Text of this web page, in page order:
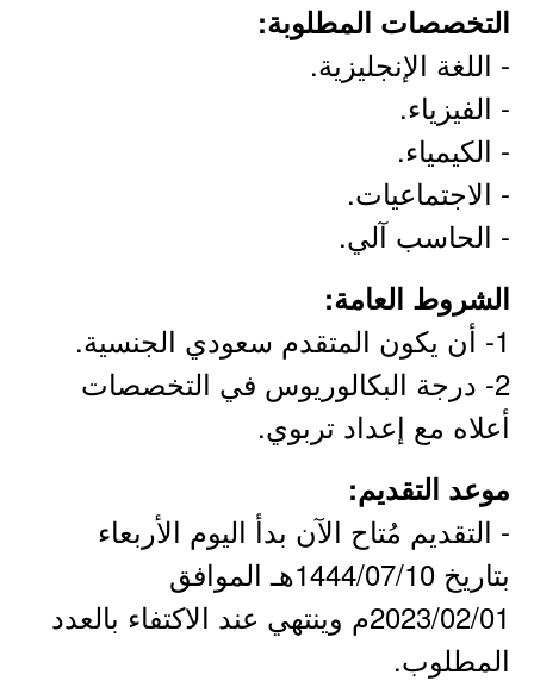
التخصصات المطلوبة:
- اللغة الإنجليزية.
- الفيزياء.
- الكيمياء.
- الاجتماعيات.
- الحاسب آلي.
الشروط العامة:
1- أن يكون المتقدم سعودي الجنسية.
2- درجة البكالوريوس في التخصصات
أعلاه مع إعداد تربوي.
موعد التقديم:
- التقديم مُتاح الآن بدأ اليوم الأربعاء
بتاريخ 1444/07/10هـ الموافق
2023/02/01م وينتهي عند الاكتفاء بالعدد
المطلوب.